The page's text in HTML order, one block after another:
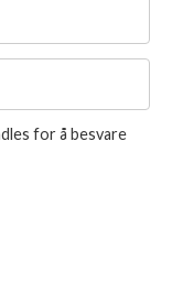
for å besvare